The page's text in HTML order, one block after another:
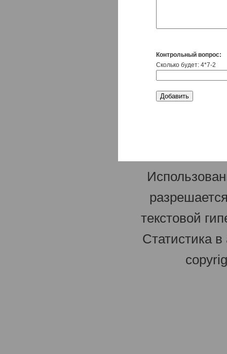
Контрольный вопрос:
Сколько будет: 4*7-2
текстовой
Статистика